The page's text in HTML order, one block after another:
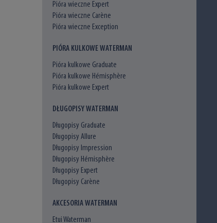
Pióra wieczne Expert
Pióra wieczne Carène
Pióra wieczne Exception
PIÓRA KULKOWE WATERMAN
Pióra kulkowe Graduate
Pióra kulkowe Hémisphère
Pióra kulkowe Expert
DŁUGOPISY WATERMAN
Długopisy Graduate
Długopisy Allure
Długopisy Impression
Długopisy Hémisphère
Długopisy Expert
Długopisy Carène
AKCESORIA WATERMAN
Etui Waterman